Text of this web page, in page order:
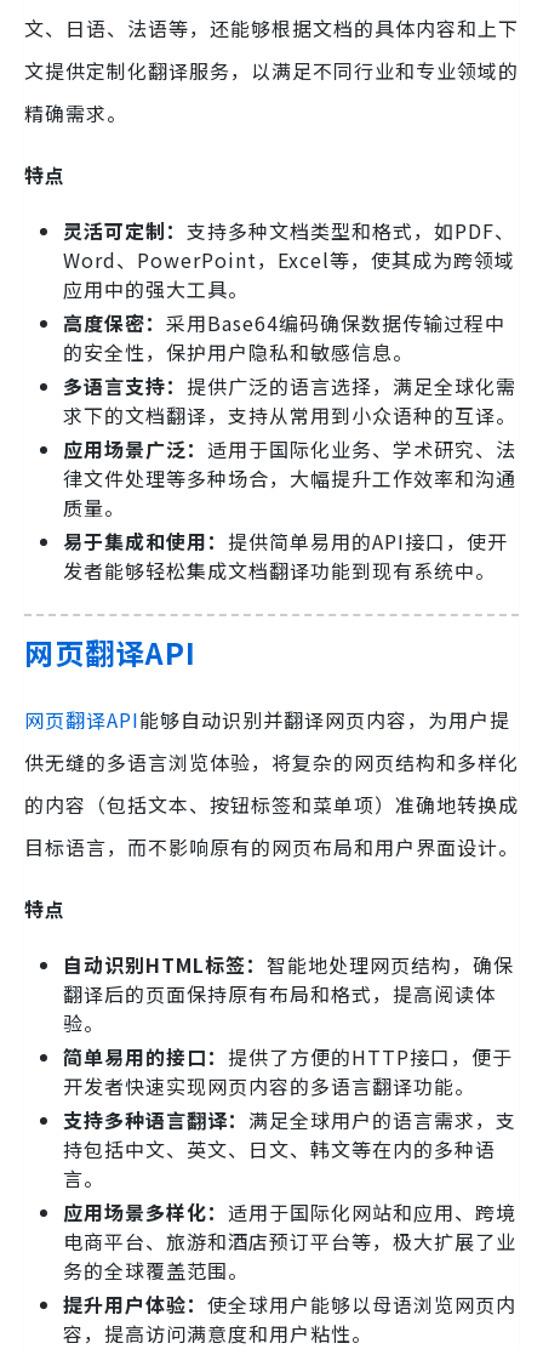
文、日语、法语等，还能够根据文档的具体内容和上下
文提供定制化翻译服务，以满足不同行业和专业领域的
精确需求。
特点
灵活可定制： 支持多种文档类型和格式，如PDF、
Word、PowerPoint，Excel等，使其成为跨领域
应用中的强大工具。
高度保密： 采用Base64编码确保数据传输过程中
的安全性，保护用户隐私和敏感信息。
多语言支持： 提供广泛的语言选择，满足全球化需
求下的文档翻译，支持从常用到小众语种的互译。
应用场景广泛： 适用于国际化业务、学术研究、法
律文件处理等多种场合，大幅提升工作效率和沟通
质量。
易于集成和使用： 提供简单易用的API接口，使开
发者能够轻松集成文档翻译功能到现有系统中。
网页翻译API
网页翻译API能够自动识别并翻译网页内容，为用户提
供无缝的多语言浏览体验，将复杂的网页结构和多样化
的内容（包括文本、按钮标签和菜单项）准确地转换成
目标语言，而不影响原有的网页布局和用户界面设计。
特点
自动识别HTML标签： 智能地处理网页结构，确保
翻译后的页面保持原有布局和格式，提高阅读体
验。
简单易用的接口： 提供了方便的HTTP接口，便于
开发者快速实现网页内容的多语言翻译功能。
支持多种语言翻译： 满足全球用户的语言需求，支
持包括中文、英文、日文、韩文等在内的多种语
言。
应用场景多样化： 适用于国际化网站和应用、跨境
电商平台、旅游和酒店预订平台等，极大扩展了业
务的全球覆盖范围。
提升用户体验： 使全球用户能够以母语浏览网页内
容，提高访问满意度和用户粘性。